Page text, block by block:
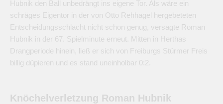
Hubnik den Ball unbedrängt ins eigene Tor. Als wäre ein
schräges Eigentor in der von Otto Rehhagel hergebeteten
Entscheidungsschlacht nicht schon genug, versagte Roman
Hubnik in der 67. Spielminute erneut. Mitten in Herthas
Drangperiode hinein, ließ er sich von Freiburgs Stürmer Freis
billig düpieren und es stand uneinholbar 0:2.
Knöchelverletzung Roman Hubnik